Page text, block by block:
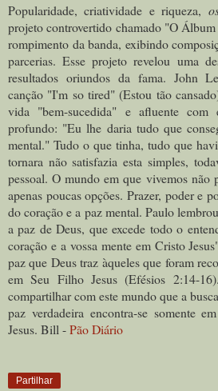
Popularidade, criatividade e riqueza,
projeto controvertido chamado "O
rompimento da banda, exibindo
parcerias. Esse projeto revelou uma
resultados oriundos da fama. John
canção "I'm so tired" (Estou tão
vida "bem-sucedida" e afluente com
profundo: "Eu lhe daria tudo que
mental." Tudo o que tinha, tudo que
tornara não satisfazia esta simples,
pessoal. O mundo em que vivemos não
apenas poucas opções. Prazer, poder e
do coração e a paz mental. Paulo
a paz de Deus, que excede todo o
coração e a vossa mente em Cristo
paz que Deus traz àqueles que foram
em Seu Filho Jesus (Efésios 2:14-
compartilhar com este mundo que a
paz verdadeira encontra-se somente
Jesus. Bill -Pão Diário
Partilhar